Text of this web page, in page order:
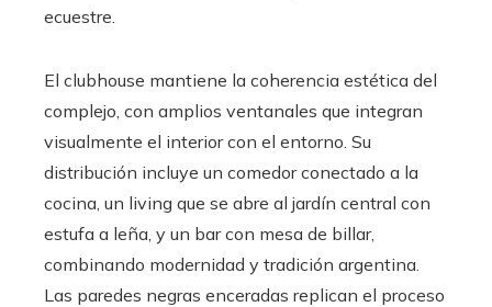
ecuestre.
El clubhouse mantiene la coherencia estética del
complejo, con amplios ventanales que integran
visualmente el interior con el entorno. Su
distribución incluye un comedor conectado a la
cocina, un living que se abre al jardín central con
estufa a leña, y un bar con mesa de billar,
combinando modernidad y tradición argentina.
Las paredes negras enceradas replican el proceso